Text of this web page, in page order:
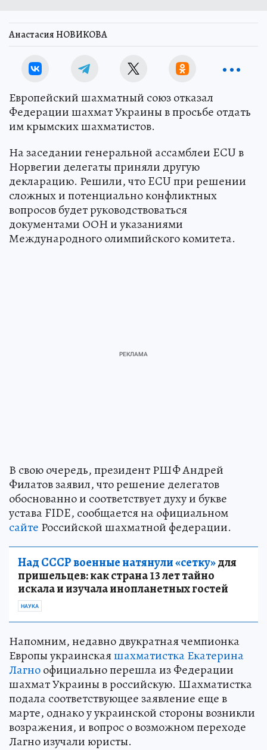
Анастасия НОВИКОВА
Европейский шахматный союз отказал
Федерации шахмат Украины в просьбе отдать
им крымских шахматистов.
На заседании генеральной ассамблеи ECU в
Норвегии делегаты приняли другую
декларацию. Решили, что ECU при решении
сложных и потенциально конфликтных
вопросов будет руководствоваться
документами ООН и указаниями
Международного олимпийского комитета.
В свою очередь, президент РШФ Андрей
Филатов заявил, что решение делегатов
обоснованно и соответствует духу и букве
устава FIDE, сообщается на официальном
сайте Российской шахматной федерации.
Над СССР военные натянули «сетку»для
пришельцев: как страна 13 лет тайно
искала и изучала инопланетных гостей
НАУКА
Напомним, недавно двукратная чемпионка
Европы украинскаяшахматистка Екатерина
Лагноофициально перешла из Федерации
шахмат Украины в российскую. Шахматистка
подала соответствующее заявление еще в
марте, однако у украинской стороны возникли
возражения, и вопрос о возможном переходе
Лагно изучали юристы.